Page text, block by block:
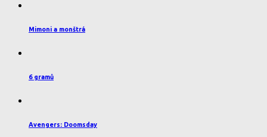
Mimoni a monštrá
6 gramů
Avengers: Doomsday